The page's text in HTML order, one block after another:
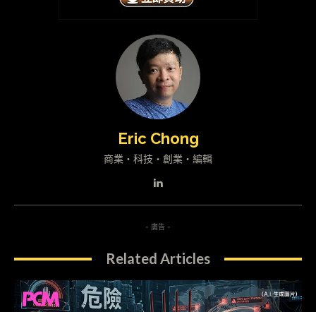
Eric Chong
商業・科技・創業・編輯
- 廣告 -
Related Articles